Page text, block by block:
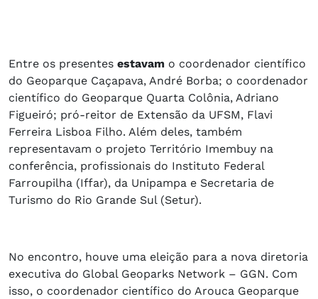
Entre os presentes estavam o coordenador científico
do Geoparque Caçapava, André Borba; o coordenador
científico do Geoparque Quarta Colônia, Adriano
Figueiró; pró-reitor de Extensão da UFSM, Flavi
Ferreira Lisboa Filho. Além deles, também
representavam o projeto Território Imembuy na
conferência, profissionais do Instituto Federal
Farroupilha (Iffar), da Unipampa e Secretaria de
Turismo do Rio Grande Sul (Setur).
No encontro, houve uma eleição para a nova diretoria
executiva do Global Geoparks Network – GGN. Com
isso, o coordenador científico do Arouca Geoparque